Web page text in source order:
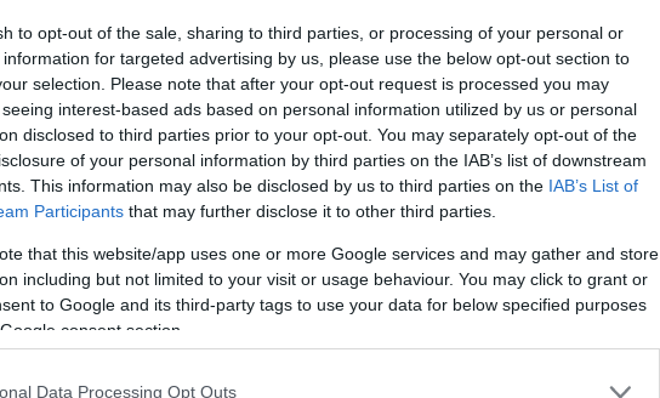
to opt-out of the sale, sharing to third parties, or processing of your personal or
for targeted advertising by us, please use the below opt-out section to
selection. Please note that after your opt-out request is processed you may
interest-based ads based on personal information utilized by us or personal
disclosed to third parties prior to your opt-out. You may separately opt-out of the
of your personal information by third parties on the IAB’s list of downstream
This information may also be disclosed by us to third parties on the IAB’s List of
Participants that may further disclose it to other third parties.
that this website/app uses one or more Google services and may gather and store
including but not limited to your visit or usage behaviour. You may click to grant or
to Google and its third-party tags to use your data for below specified purposes
consent section.
Data Processing Opt Outs